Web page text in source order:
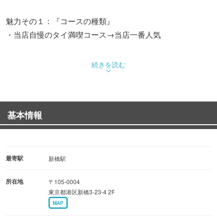
魅力その１：『コースの種類』
・当店自慢のタイ満喫コース→当店一番人気
・初めての方にも！タイコース→タイ料理が食べ慣れてい
ない方にお薦め！ 会社の宴会や大人数のパーティーに
・イサーン料理コース→ディープなタイ料理を楽しみたい
方にオススメ♪
自慢の料理をご紹介♪
た。
魅力その３：美空間
続きを読む
基本情報
最寄駅 新橋駅
所在地
〒105-0004
東京都港区新橋3-23-4 2F
MAP